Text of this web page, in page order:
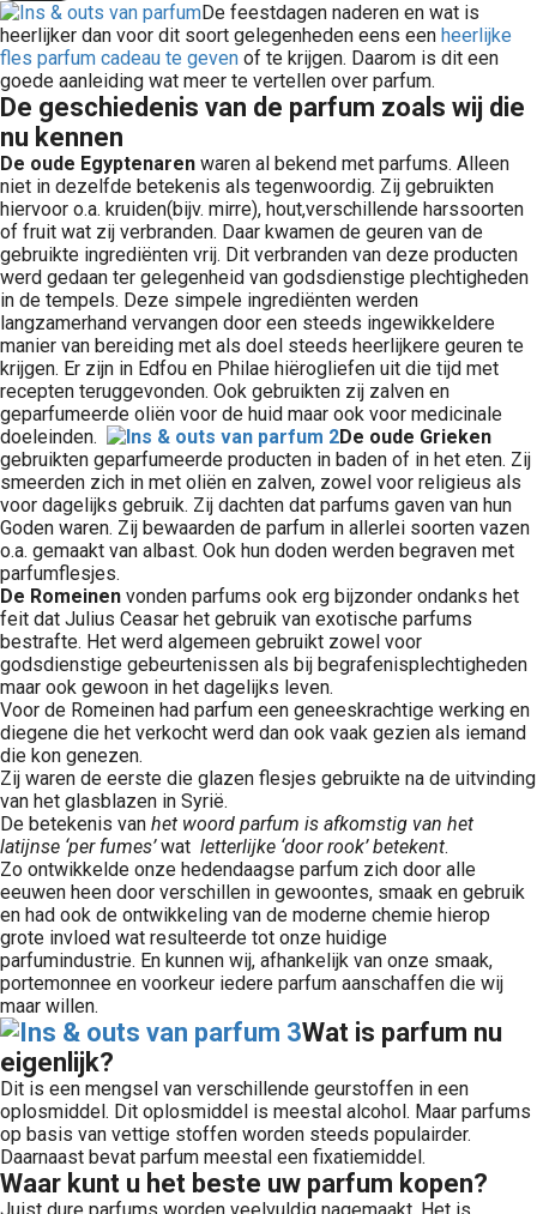
De feestdagen naderen en wat is
heerlijker dan voor dit soort gelegenheden eens een heerlijke
fles parfum cadeau te geven of te krijgen. Daarom is dit een
goede aanleiding wat meer te vertellen over parfum.
De geschiedenis van de parfum zoals wij die
nu kennen
De oude Egyptenaren waren al bekend met parfums. Alleen
niet in dezelfde betekenis als tegenwoordig. Zij gebruikten
hiervoor o.a. kruiden(bijv. mirre), hout,verschillende harssoorten
of fruit wat zij verbranden. Daar kwamen de geuren van de
gebruikte ingrediënten vrij. Dit verbranden van deze producten
werd gedaan ter gelegenheid van godsdienstige plechtigheden
in de tempels. Deze simpele ingrediënten werden
langzamerhand vervangen door een steeds ingewikkeldere
manier van bereiding met als doel steeds heerlijkere geuren te
krijgen. Er zijn in Edfou en Philae hiërogliefen uit die tijd met
recepten teruggevonden. Ook gebruikten zij zalven en
geparfumeerde oliën voor de huid maar ook voor medicinale
doeleinden.
De oude Grieken
gebruikten geparfumeerde producten in baden of in het eten. Zij
smeerden zich in met oliën en zalven, zowel voor religieus als
voor dagelijks gebruik. Zij dachten dat parfums gaven van hun
Goden waren. Zij bewaarden de parfum in allerlei soorten vazen
o.a. gemaakt van albast. Ook hun doden werden begraven met
parfumflesjes.
De Romeinen vonden parfums ook erg bijzonder ondanks het
feit dat Julius Ceasar het gebruik van exotische parfums
bestrafte. Het werd algemeen gebruikt zowel voor
godsdienstige gebeurtenissen als bij begrafenisplechtigheden
maar ook gewoon in het dagelijks leven.
Voor de Romeinen had parfum een geneeskrachtige werking en
diegene die het verkocht werd dan ook vaak gezien als iemand
die kon genezen.
Zij waren de eerste die glazen flesjes gebruikte na de uitvinding
van het glasblazen in Syrië.
De betekenis van het woord parfum is afkomstig van het
latijnse ‘per fumes’wat letterlijke ‘door rook’ betekent.
Zo ontwikkelde onze hedendaagse parfum zich door alle
eeuwen heen door verschillen in gewoontes, smaak en gebruik
en had ook de ontwikkeling van de moderne chemie hierop
grote invloed wat resulteerde tot onze huidige
parfumindustrie. En kunnen wij, afhankelijk van onze smaak,
portemonnee en voorkeur iedere parfum aanschaffen die wij
maar willen.
Wat is parfum nu
eigenlijk?
Dit is een mengsel van verschillende geurstoffen in een
oplosmiddel. Dit oplosmiddel is meestal alcohol. Maar parfums
op basis van vettige stoffen worden steeds populairder.
Daarnaast bevat parfum meestal een fixatiemiddel.
Waar kunt u het beste uw parfum kopen?